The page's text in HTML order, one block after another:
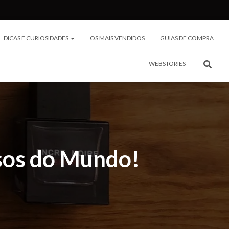
DICAS E CURIOSIDADES OS MAIS VENDIDOS GUIAS DE COMPRA
WEBSTORIES
do Mundo!